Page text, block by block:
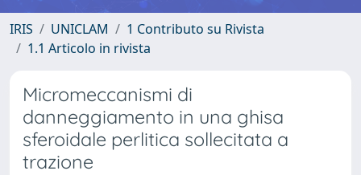
IRIS UNICLAM
1 Contributo su Rivista
1.1 Articolo in rivista
Micromeccanismi di
danneggiamento in una ghisa
sferoidale perlitica sollecitata a
trazione